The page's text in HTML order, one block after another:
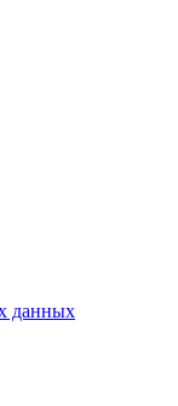
данных